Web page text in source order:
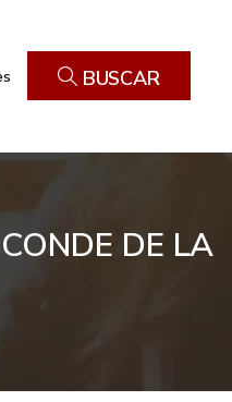
BUSCAR
DE LA